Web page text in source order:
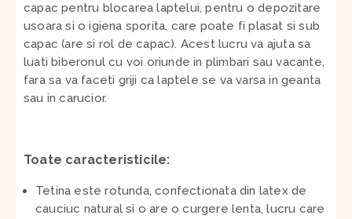
capac pentru blocarea laptelui, pentru o depozitare
usoara si o igiena sporita, care poate fi plasat si sub
capac (are si rol de capac). Acest lucru va ajuta sa
luati biberonul cu voi oriunde in plimbari sau vacante,
fara sa va faceti griji ca laptele se va varsa in geanta
sau in carucior.
Toate caracteristicile:
Tetina este rotunda, confectionata din latex de
cauciuc natural si o are o curgere lenta, lucru care